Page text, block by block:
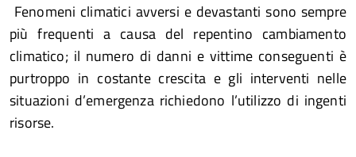
Fenomeni climatici avversi e devastanti sono sempre
più frequenti a causa del repentino cambiamento
climatico; il numero di danni e vittime conseguenti è
purtroppo in costante crescita e gli interventi nelle
situazioni d’emergenza richiedono l’utilizzo di ingenti
risorse.